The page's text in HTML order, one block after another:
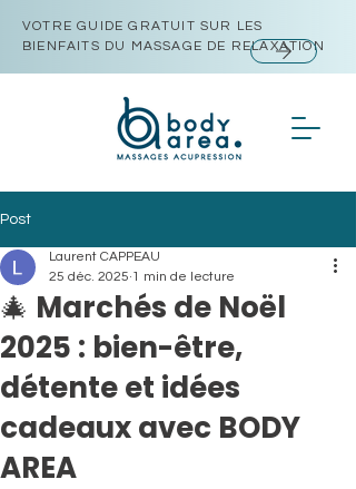
VOTRE GUIDE GRATUIT SUR LES
BIENFAITS DU MASSAGE DE RELAXATION
Post
🎄 Marchés de Noël
2025 : bien-être,
détente et idées
cadeaux avec BODY
AREA
Laurent CAPPEAU
25 déc. 2025 1 min de lecture